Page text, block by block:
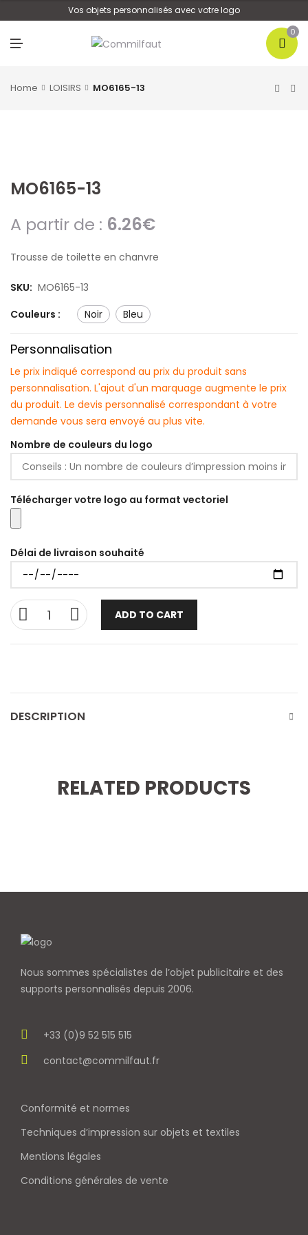
Vos objets personnalisés avec votre logo
0
Home LOISIRS MO6165-13
MO6165-13
A partir de : 6.26€
Trousse de toilette en chanvre
SKU: MO6165-13
Couleurs :
noir bleu
Personnalisation
Le prix indiqué correspond au prix du produit sans
personnalisation. L'ajout d'un marquage augmente le prix
du produit. Le devis personnalisé correspondant à votre
demande vous sera envoyé au plus vite.
Nombre de couleurs du logo
Télécharger votre logo au format vectoriel
Délai de livraison souhaité
ADD TO CART
DESCRIPTION
RELATED PRODUCTS
Nous sommes spécialistes de l’objet publicitaire et des
supports personnalisés depuis 2006.
+33 (0)9 52 515 515
contact@commilfaut.fr
Conformité et normes
Techniques d’impression sur objets et textiles
Mentions légales
Conditions générales de vente